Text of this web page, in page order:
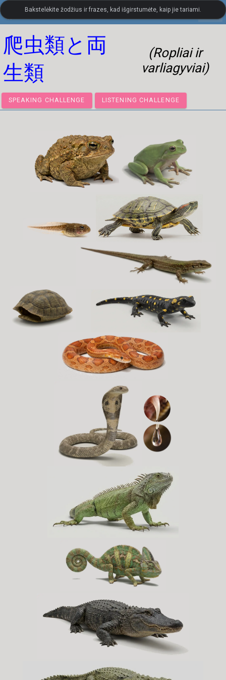
LanguageGuide.org•Japonų kalbos vizualinis žodynas
爬虫類と両
生類
(Ropliai ir
varliagyviai)
Bakstelėkite žodžius ir frazes, kad išgirstumėte, kaip jie tariami.